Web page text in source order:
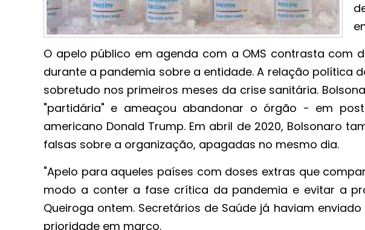
O apelo público em agenda com a OMS contrasta com
durante a pandemia sobre a entidade. A relação política
sobretudo nos primeiros meses da crise sanitária.
"partidária" e ameaçou abandonar o órgão - em
americano Donald Trump. Em abril de 2020, Bolsonaro
falsas sobre a organização, apagadas no mesmo dia.
"Apelo para aqueles países com doses extras que
modo a conter a fase crítica da pandemia e evitar a
Queiroga ontem. Secretários de Saúde já haviam
prioridade em março.